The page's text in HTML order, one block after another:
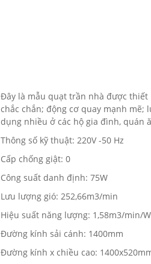
Đây là mẫu quạt trần nhà được thiết
chắc chắn; động cơ quay mạnh
dụng nhiều ở các hộ gia đình, quán
Thông số kỹ thuật: 220V -50 Hz
Cấp chống giật: 0
Công suất danh định: 75W
Lưu lượng gió: 252,66m3/min
Hiệu suất năng lượng: 1,58m3/min/W
Đường kính sải cánh: 1400mm
Đường kính x chiều cao: